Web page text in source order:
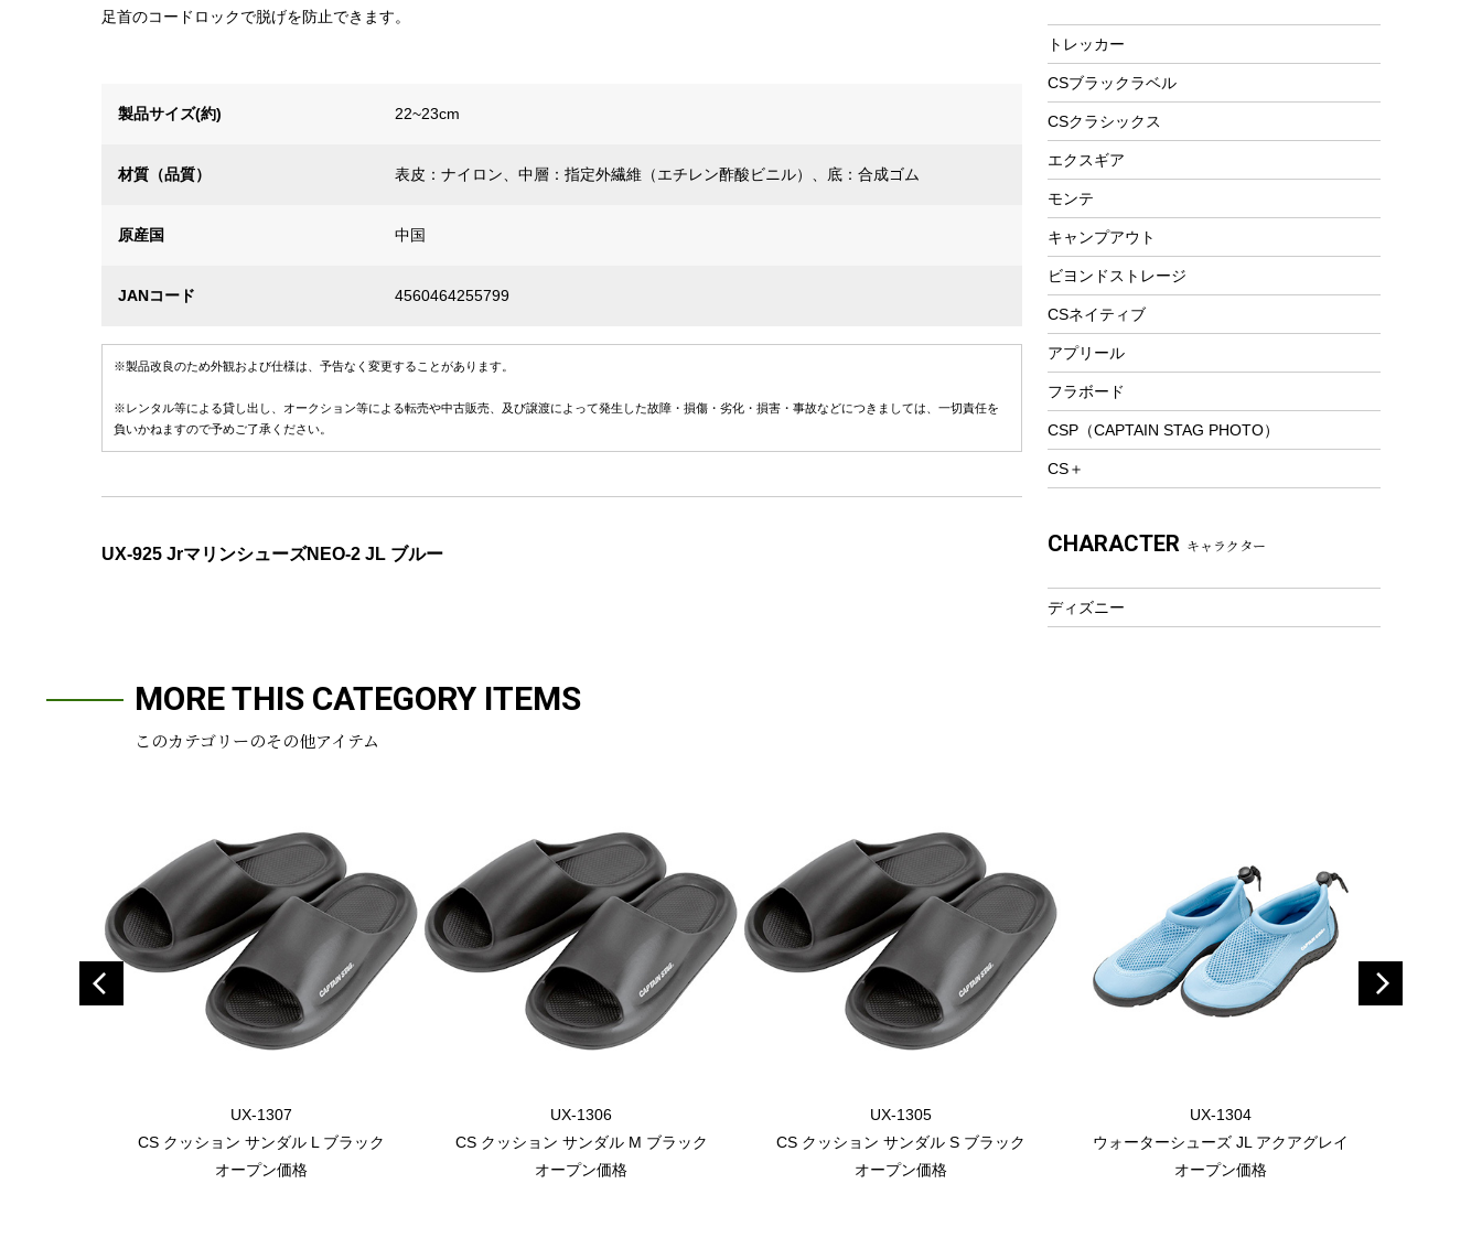
足首のコードロックで脱げを防止できます。
製品サイズ(約) 22~23cm
材質（品質） 表皮：ナイロン、中層：指定外繊維（エチレン酢酸ビニル）、底：合成ゴム
原産国 中国
JANコード 4560464255799
※製品改良のため外観および仕様は、予告なく変更することがあります。
※レンタル等による貸し出し、オークション等による転売や中古販売、及び譲渡によって発生した故障・損傷・劣化・損害・事故などにつきましては、一切責任を
負いかねますので予めご了承ください。
UX-925 JrマリンシューズNEO-2 JL ブルー
フードボトル
コーヒー&ミル
トレー
ランチョンマット
ランチボックス
ピクニックセット
ツール、他
アクセサリー
自転車ウェア
フローティングベスト
ヘルメット
エアーポンプ
ウィンター
防寒ウェア
ツール&アクセサリー
トレッキング
トレッキングステッキ
プレイグッズ
ウェルネス
フィットネス
アクセサリー
トレッカー
CSブラックラベル
CSクラシックス
エクスギア
モンテ
キャンプアウト
ビヨンドストレージ
CSネイティブ
アプリール
フラボード
CSP（CAPTAIN STAG PHOTO）
CS＋
CHARACTER キャラクター
ディズニー
MORE THIS CATEGORY ITEMS
このカテゴリーのその他アイテム
UX-1307
CS クッション サンダル L ブラック
オープン価格
UX-1306
CS クッション サンダル M ブラック
オープン価格
UX-1305
CS クッション サンダル S ブラック
オープン価格
UX-1304
ウォーターシューズ JL アクアグレイ
オープン価格